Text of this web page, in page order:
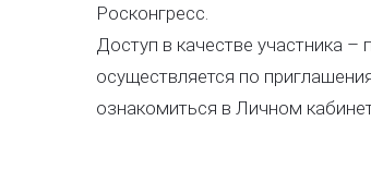
Росконгресс.
Доступ в качестве участника
осуществляется по
ознакомиться в Личном